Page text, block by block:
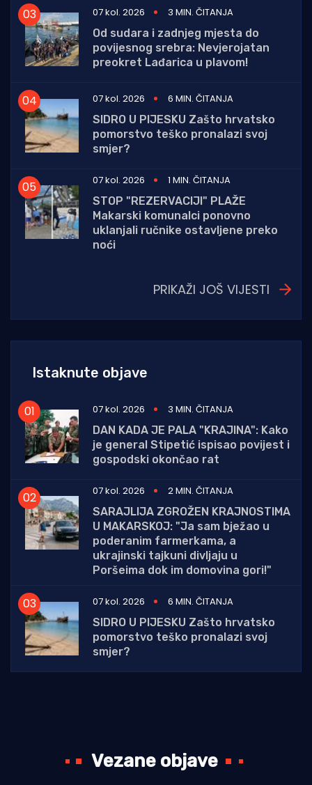
07 kol. 2026
3 MIN. ČITANJA
Od sudara i zadnjeg mjesta do
povijesnog srebra: Nevjerojatan
preokret Lađarica u plavom!
07 kol. 2026
6 MIN. ČITANJA
SIDRO U PIJESKU Zašto hrvatsko
pomorstvo teško pronalazi svoj
smjer?
07 kol. 2026
1 MIN. ČITANJA
STOP "REZERVACIJI" PLAŽE
Makarski komunalci ponovno
uklanjali ručnike ostavljene preko
noći
PRIKAŽI JOŠ VIJESTI
Istaknute objave
07 kol. 2026
3 MIN. ČITANJA
DAN KADA JE PALA "KRAJINA": Kako
je general Stipetić ispisao povijest i
gospodski okončao rat
07 kol. 2026
2 MIN. ČITANJA
SARAJLIJA ZGROŽEN KRAJNOSTIMA
U MAKARSKOJ: "Ja sam bježao u
poderanim farmerkama, a
ukrajinski tajkuni divljaju u
Poršeima dok im domovina gori!"
07 kol. 2026
6 MIN. ČITANJA
SIDRO U PIJESKU Zašto hrvatsko
pomorstvo teško pronalazi svoj
smjer?
Vezane objave